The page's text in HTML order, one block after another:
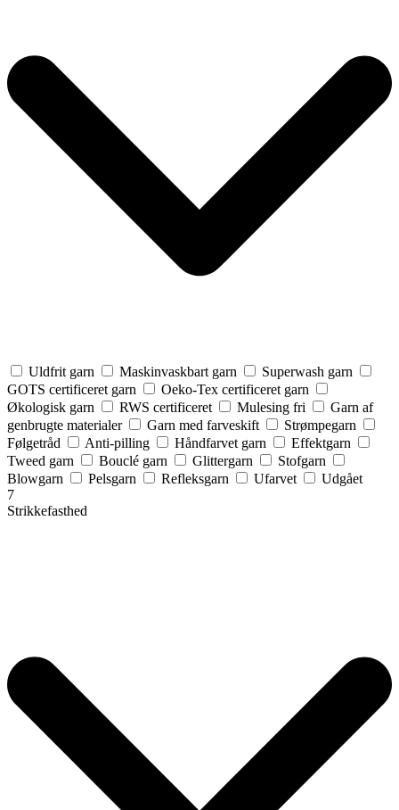
Uldfrit garn Maskinvaskbart garn
Superwash garn
GOTS certificeret garn
Oeko-Tex certificeret garn
Økologisk garn
RWS certificeret Mulesing fri
Garn af
genbrugte materialer
Garn med farveskift
Strømpegarn
Følgetråd
Anti-pilling Håndfarvet garn
Effektgarn
Tweed garn
Bouclé garn Glittergarn
Stofgarn
Blowgarn
Pelsgarn Refleksgarn Ufarvet
Udgået
7
Strikkefasthed